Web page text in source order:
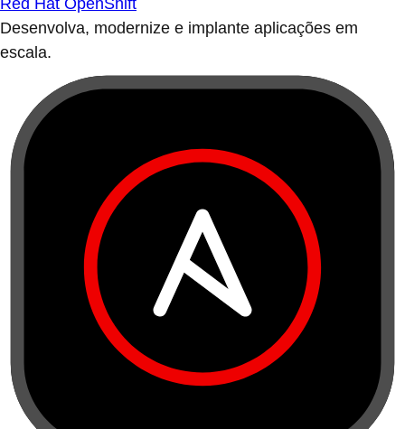
Red Hat OpenShift
Desenvolva, modernize e implante aplicações em
escala.